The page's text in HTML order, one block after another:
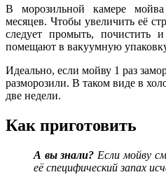
В морозильной камере
месяцев. Чтобы увеличить её
следует промыть, почистить
помещают в вакуумную
Идеально, если мойву 1 раз
разморозили. В таком виде в
две недели.
Как приготовить
А вы знали? Если мойву
её специфический запах